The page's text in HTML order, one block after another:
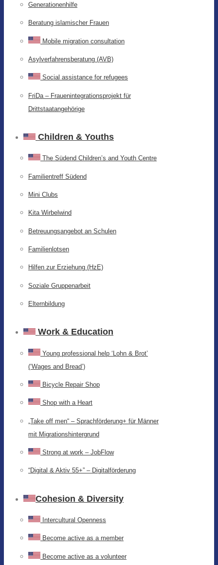
Generationenhilfe
Beratung islamischer Frauen
Mobile migration consultation
Asylverfahrensberatung (AVB)
Social assistance for refugees
FriDa – Frauenintegrationsprojekt für
Drittstaatangehörige
Children & Youths
The Südend Children’s and Youth Centre
Familientreff Südend
Mini Clubs
Kita Wirbelwind
Betreuungsangebot an Schulen
Familienlotsen
Hilfen zur Erziehung (HzE)
Soziale Gruppenarbeit
Elternbildung
Work & Education
Young professional help ‘Lohn & Brot’
(‘Wages and Bread’)
Bicycle Repair Shop
Shop with a Heart
„Take off men“ – Sprachförderung+ für Männer
mit Migrationshintergrund
Strong at work – JobFlow
“Digital & Aktiv 55+” – Digitalförderung
Cohesion & Diversity
Intercultural Openness
Become active as a member
Become active as a volunteer